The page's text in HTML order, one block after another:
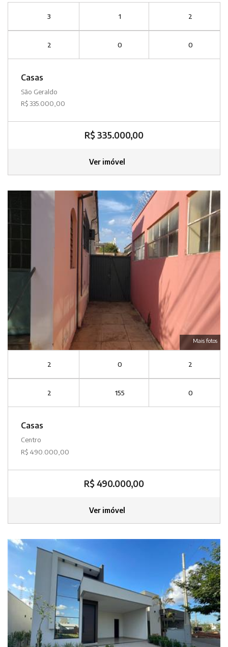
3 1 2
2 0 0
Casas
São Geraldo
R$ 335.000,00
R$ 335.000,00
Ver imóvel
Mais fotos
2 0 2
2 155 0
Casas
Centro
R$ 490.000,00
R$ 490.000,00
Ver imóvel